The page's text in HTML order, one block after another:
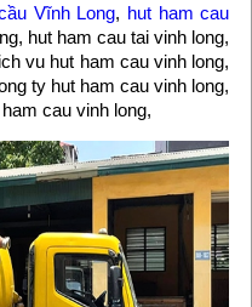
Vĩnh Long, hut ham cau
hut ham cau tai vinh long,
vu hut ham cau vinh long,
ty hut ham cau vinh long,
cau vinh long,